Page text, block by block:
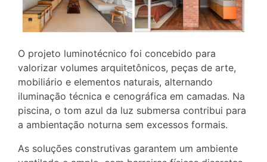
O projeto luminotécnico foi concebido para
valorizar volumes arquitetônicos, peças de arte,
mobiliário e elementos naturais, alternando
iluminação técnica e cenográfica em camadas. Na
piscina, o tom azul da luz submersa contribui para
a ambientação noturna sem excessos formais.
As soluções construtivas garantem um ambiente